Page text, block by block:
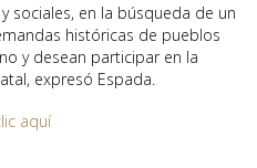
sociales, en la búsqueda de un
históricas de pueblos
y desean participar en la
expresó Espada.
aquí